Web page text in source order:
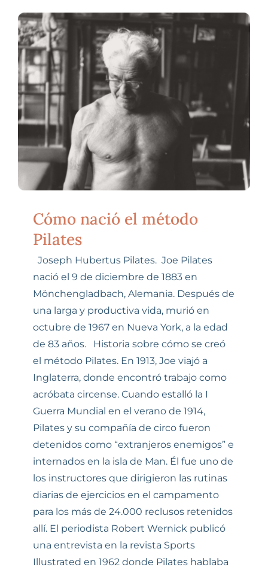
Cómo nació el método
Pilates
Joseph Hubertus Pilates. Joe Pilates
nació el 9 de diciembre de 1883 en
Mönchengladbach, Alemania. Después de
una larga y productiva vida, murió en
octubre de 1967 en Nueva York, a la edad
de 83 años. Historia sobre cómo se creó
el método Pilates. En 1913, Joe viajó a
Inglaterra, donde encontró trabajo como
acróbata circense. Cuando estalló la I
Guerra Mundial en el verano de 1914,
Pilates y su compañía de circo fueron
detenidos como “extranjeros enemigos” e
internados en la isla de Man. Él fue uno de
los instructores que dirigieron las rutinas
diarias de ejercicios en el campamento
para los más de 24.000 reclusos retenidos
allí. El periodista Robert Wernick publicó
una entrevista en la revista Sports
Illustrated en 1962 donde Pilates hablaba